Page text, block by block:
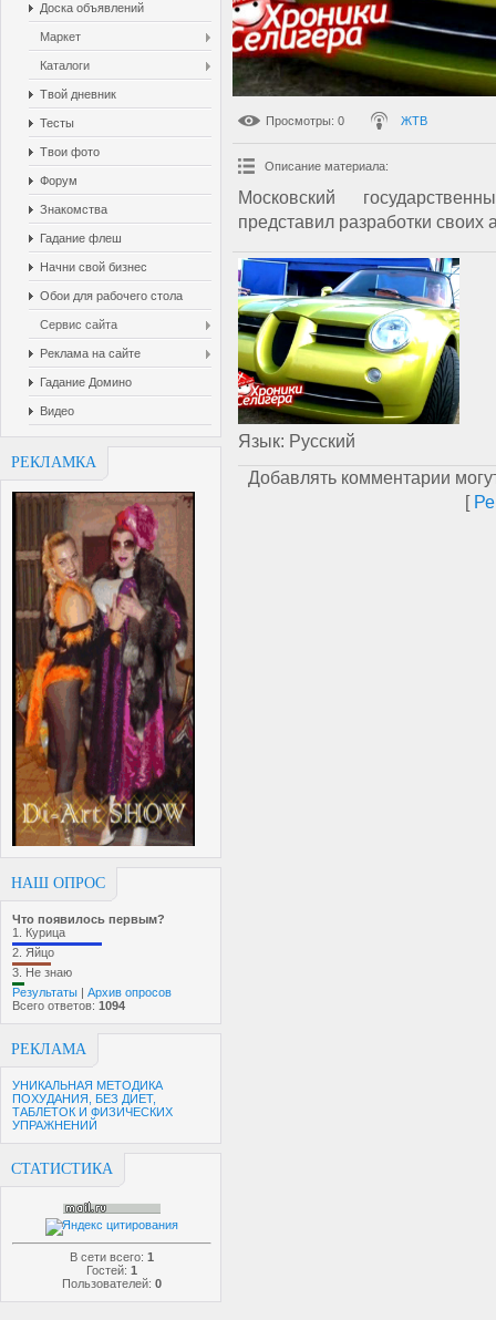
Доска объявлений
Маркет
Каталоги
Твой дневник
Тесты
Твои фото
Форум
Знакомства
Гадание флеш
Начни свой бизнес
Обои для рабочего стола
Сервис сайта
Реклама на сайте
Гадание Домино
Видео
РЕКЛАМКА
НАШ ОПРОС
Что появилось первым?
1. Курица
2. Яйцо
3. Не знаю
Результаты | Архив опросов
Всего ответов: 1094
РЕКЛАМА
УНИКАЛЬНАЯ МЕТОДИКА
ПОХУДАНИЯ, БЕЗ ДИЕТ,
ТАБЛЕТОК И ФИЗИЧЕСКИХ
УПРАЖНЕНИЙ
СТАТИСТИКА
В сети всего: 1
Гостей: 1
Пользователей: 0
Просмотры: 0 ЖТВ
Описание материала:
Московский
представил разработки
Язык: Русский
Добавлять комментарии
[